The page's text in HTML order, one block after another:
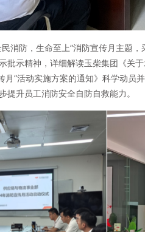
消防，生命至上”消防宣传月主题
批示精神，详细解读玉柴集团《关
”活动实施方案的通知》科学动员
提升员工消防安全自防自救能力。